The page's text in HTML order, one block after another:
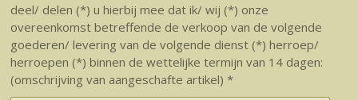
deel/ delen (*) u hierbij mee dat ik/ wij (*) onze
overeenkomst betreffende de verkoop van de volgende
goederen/ levering van de volgende dienst (*) herroep/
herroepen (*) binnen de wettelijke termijn van 14 dagen:
(omschrijving van aangeschafte artikel) *